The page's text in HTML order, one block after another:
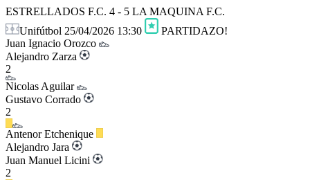
ESTRELLADOS F.C. 4 - 5 LA MAQUINA F.C.
Unifútbol 25/04/2026 13:30
PARTIDAZO!
Juan Ignacio Orozco
Alejandro Zarza
2
Nicolas Aguilar
Gustavo Corrado
2
Antenor Etchenique
Alejandro Jara
Juan Manuel Licini
2